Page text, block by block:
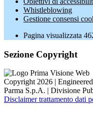
Whistleblowing
Gestione consensi
Pagina visualizzata
Sezione Copyright
Copyright 2026 |
Parma S.p.A. | Divisione
Disclaimer trattamento dati